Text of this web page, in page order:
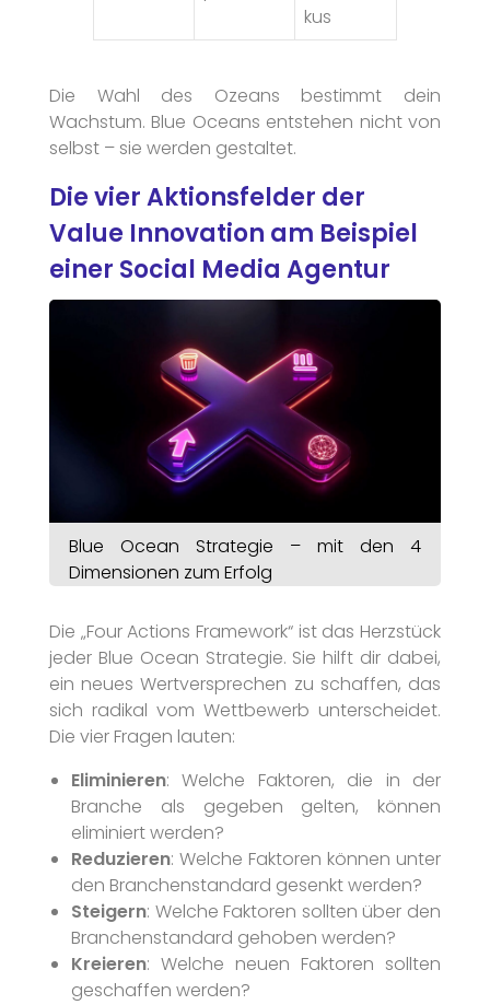
kus
Die Wahl des Ozeans bestimmt dein
Wachstum. Blue Oceans entstehen nicht von
selbst – sie werden gestaltet.
Die vier Aktionsfelder der
Value Innovation am Beispiel
einer Social Media Agentur
Blue Ocean Strategie – mit den 4
Dimensionen zum Erfolg
Die „Four Actions Framework“ ist das Herzstück
jeder Blue Ocean Strategie. Sie hilft dir dabei,
ein neues Wertversprechen zu schaffen, das
sich radikal vom Wettbewerb unterscheidet.
Die vier Fragen lauten:
Eliminieren: Welche Faktoren, die in der
Branche als gegeben gelten, können
eliminiert werden?
Reduzieren: Welche Faktoren können unter
den Branchenstandard gesenkt werden?
Steigern: Welche Faktoren sollten über den
Branchenstandard gehoben werden?
Kreieren: Welche neuen Faktoren sollten
geschaffen werden?